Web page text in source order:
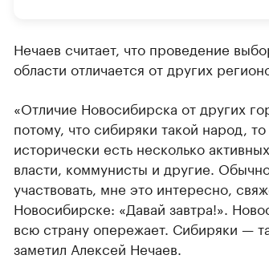
Нечаев считает, что проведение
области отличается от других
«Отличие Новосибирска от других
потому, что сибиряки такой народ,
исторически есть несколько
власти, коммунисты и другие.
участвовать, мне это интересно,
Новосибирске: «Давай завтра!».
всю страну опережает. Сибиряки —
заметил Алексей Нечаев.